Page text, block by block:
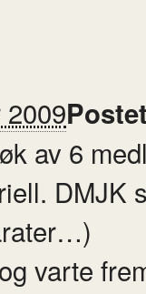
av 6
DMJK
varte